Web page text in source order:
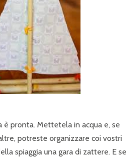
è pronta. Mettetela in acqua e, se
potreste organizzare coi vostri
spiaggia una gara di zattere. E se